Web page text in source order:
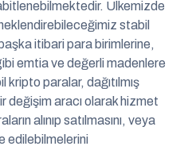
Ülkemizde
stabil
itibari para birimlerine,
emtia ve değerli madenlere
paralar, dağıtılmış
değişim aracı olarak hizmet
alınıp satılmasını, veya
edilebilmelerini